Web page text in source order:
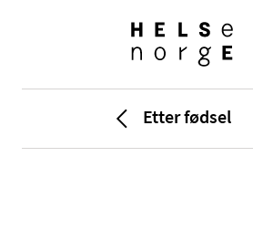
Etter fødsel